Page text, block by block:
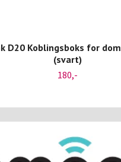
D20 Koblingsboks for
(svart)
180,-